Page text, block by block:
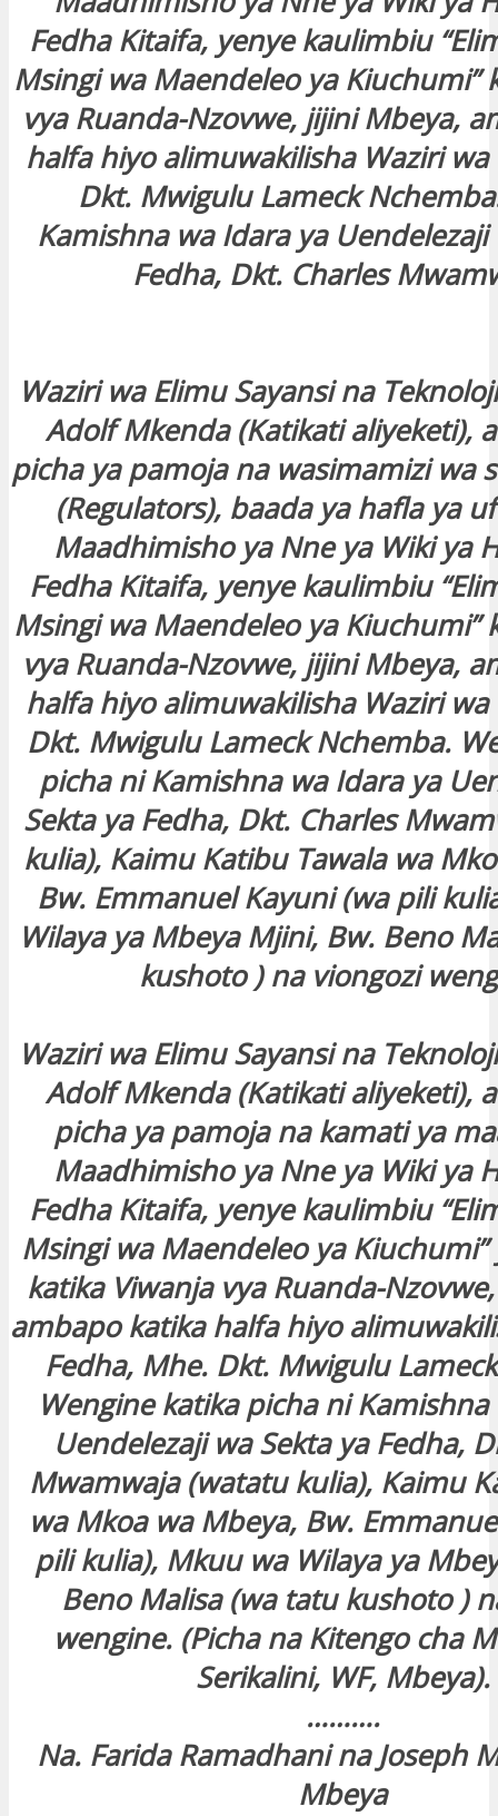
Fedha Kitaifa, yenye kaulimbiu
Msingi wa Maendeleo ya Kiuchumi”
vya Ruanda-Nzovwe, jijini Mbeya,
halfa hiyo alimuwakilisha Waziri wa
Dkt. Mwigulu Lameck
Kamishna wa Idara ya Uendelezaji
Fedha, Dkt. Charles
Waziri wa Elimu Sayansi na
Adolf Mkenda (Katikati aliyeketi),
picha ya pamoja na wasimamizi wa
(Regulators), baada ya hafla ya
Maadhimisho ya Nne ya Wiki ya
Fedha Kitaifa, yenye kaulimbiu
Msingi wa Maendeleo ya Kiuchumi”
vya Ruanda-Nzovwe, jijini Mbeya,
halfa hiyo alimuwakilisha Waziri wa
Dkt. Mwigulu Lameck Nchemba.
picha ni Kamishna wa Idara ya
Sekta ya Fedha, Dkt. Charles
kulia), Kaimu Katibu Tawala wa
Bw. Emmanuel Kayuni (wa pili
Wilaya ya Mbeya Mjini, Bw. Beno
kushoto ) na viongozi
Waziri wa Elimu Sayansi na
Adolf Mkenda (Katikati aliyeketi),
picha ya pamoja na kamati ya
Maadhimisho ya Nne ya Wiki ya
Fedha Kitaifa, yenye kaulimbiu
Msingi wa Maendeleo ya
katika Viwanja vya Ruanda-
ambapo katika halfa hiyo
Fedha, Mhe. Dkt. Mwigulu
Wengine katika picha ni
Uendelezaji wa Sekta ya Fedha,
Mwamwaja (watatu kulia), Kaimu
wa Mkoa wa Mbeya, Bw.
pili kulia), Mkuu wa Wilaya ya
Beno Malisa (wa tatu kushoto )
wengine. (Picha na Kitengo cha
Serikalini, WF, Mbeya).
……….
Na. Farida Ramadhani na Joseph
Mbeya